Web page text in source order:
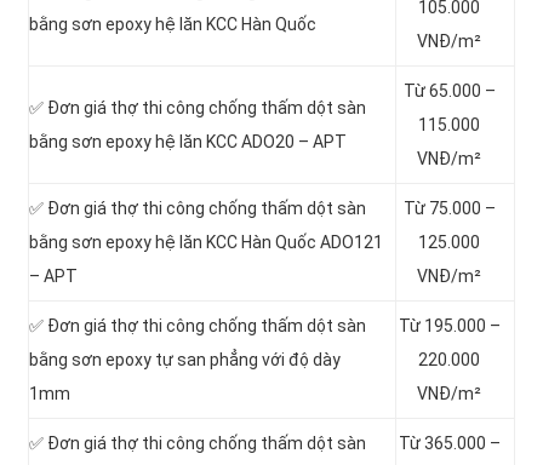
bằng sơn epoxy hệ lăn KCC Hàn Quốc
105.000
VNĐ/m²
✅ Đơn giá thợ thi công chống thấm dột sàn
bằng sơn epoxy hệ lăn KCC ADO20 – APT
Từ 65.000 –
115.000
VNĐ/m²
✅ Đơn giá thợ thi công chống thấm dột sàn
bằng sơn epoxy hệ lăn KCC Hàn Quốc ADO121
– APT
Từ 75.000 –
125.000
VNĐ/m²
✅ Đơn giá thợ thi công chống thấm dột sàn
bằng sơn epoxy tự san phẳng với độ dày
1mm
Từ 195.000 –
220.000
VNĐ/m²
✅ Đơn giá thợ thi công chống thấm dột sàn
Từ 365.000 –